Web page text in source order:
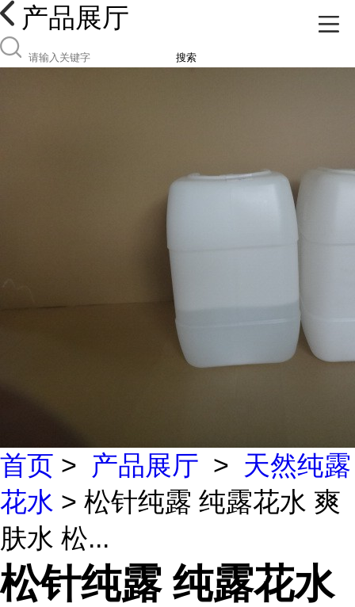
产品展厅
搜索
首页 > 产品展厅 > 天然纯露
花水 > 松针纯露 纯露花水 爽
肤水 松...
松针纯露 纯露花水